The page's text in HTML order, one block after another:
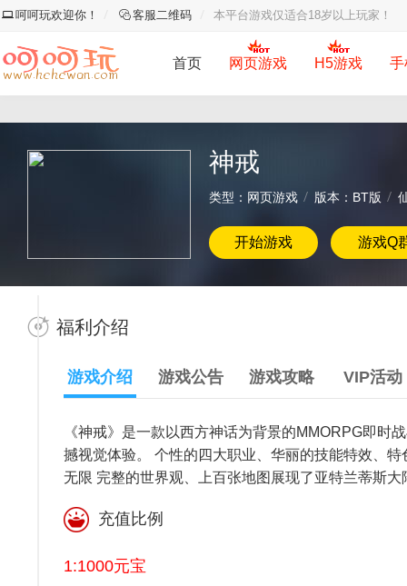
呵呵玩欢迎你！ 客服二维码 本平台游戏仅适合18岁以上玩家！
首页 网页游戏 H5游戏 手
神戒
类型：网页游戏 版本：BT版
开始游戏 游戏Q
福利介绍
游戏介绍 游戏公告 游戏攻略 VIP活动
《神戒》是一款以西方神话为背景的MMORPG即
撼视觉体验。 个性的四大职业、华丽的技能特效、
无限 完整的世界观、上百张地图展现了亚特兰蒂斯
充值比例
1:1000元宝